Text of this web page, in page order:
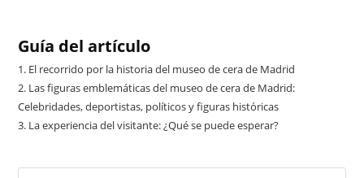
Guía del artículo
1. El recorrido por la historia del museo de cera de Madrid
2. Las figuras emblemáticas del museo de cera de Madrid:
Celebridades, deportistas, políticos y figuras históricas
3. La experiencia del visitante: ¿Qué se puede esperar?